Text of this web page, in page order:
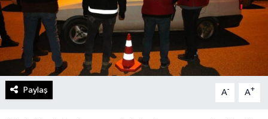
Paylaş A- A+
Magazin
Politika
Sağlık